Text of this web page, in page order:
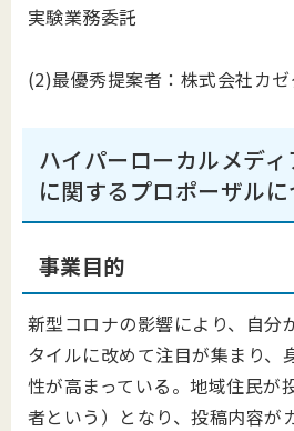
実験業務委託
(2)最優秀提案者：株式会社カゼ
ハイパーローカルメデ
に関するプロポーザルに
事業目的
新型コロナの影響により、自分
タイルに改めて注目が集まり、
性が高まっている。地域住民が
者という）となり、投稿内容が